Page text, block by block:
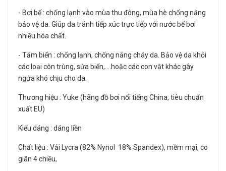
- Bơi bể : chống lạnh vào mùa thu đông, mùa hè chống nắng
bảo vệ da. Giúp da tránh tiếp xúc trực tiếp với nước bể bơi
nhiều hóa chất.
- Tắm biển : chống lạnh, chống nắng cháy da. Bảo vệ da khỏi
các loại côn trùng, sứa biển,....hoặc các con vật khác gây
ngứa khó chịu cho da.
Thương hiệu : Yuke (hãng đồ bơi nổi tiếng China, tiêu chuẩn
xuất EU)
Kiểu dáng : dáng liền
Chất liệu : Vải Lycra (82% Nynol 18% Spandex), mềm mại, co
giãn 4 chiều,